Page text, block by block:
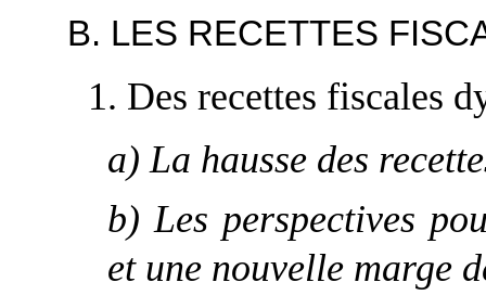
B. LES RECETTES
1. Des recettes fiscales
a) La hausse des
b) Les perspectives
et une nouvelle marge